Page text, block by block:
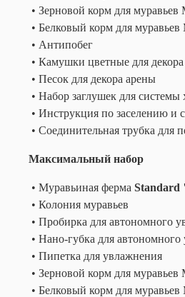
• Зерновой корм для муравьев
• Белковый корм для муравьев
• Антипобег
• Камушки цветные для
• Песок для декора арены
• Набор заглушек для системы
• Инструкция по заселению и
• Соединительная трубка для
Максимальный набор
• Муравьиная ферма
• Колония муравьев
• Пробирка для автономного
• Нано-губка для
• Пипетка для увлажнения
• Зерновой корм для муравьев
• Белковый корм для муравьев